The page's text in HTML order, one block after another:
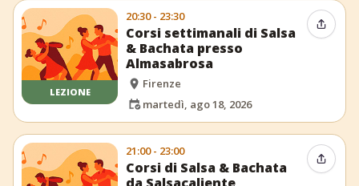
LEZIONE
20:30 - 23:30
Corsi settimanali di Salsa
& Bachata presso
Almasabrosa
Firenze
martedì, ago 18, 2026
21:00 - 23:00
Corsi di Salsa & Bachata